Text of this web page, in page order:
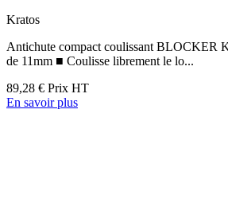
Kratos
Antichute compact coulissant BLOCKER
de 11mm ■ Coulisse librement le lo...
89,28 € Prix HT
En savoir plus